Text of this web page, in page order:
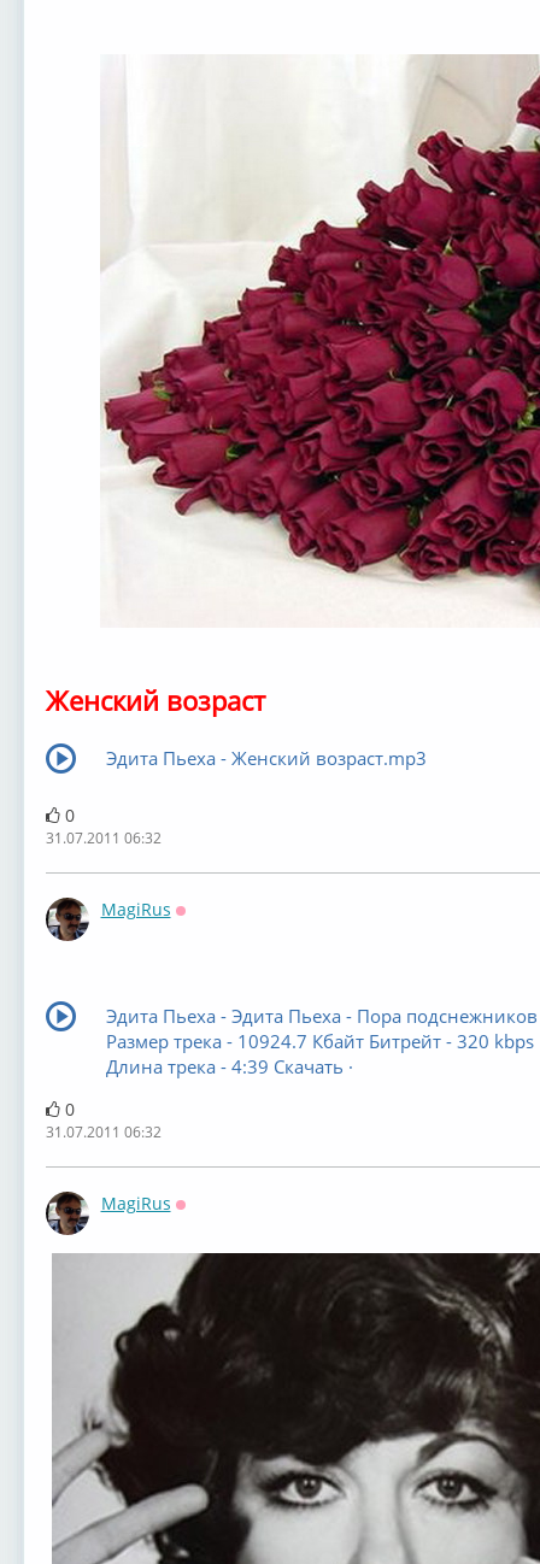
Женский возраст
Эдита Пьеха - Женский возраст.mp3
0
31.07.2011 06:32
MagiRus
Эдита Пьеха - Эдита Пьеха - Пора подснежников
Размер трека - 10924.7 Кбайт Битрейт - 320 kbps
Длина трека - 4:39 Скачать ·
0
31.07.2011 06:32
MagiRus